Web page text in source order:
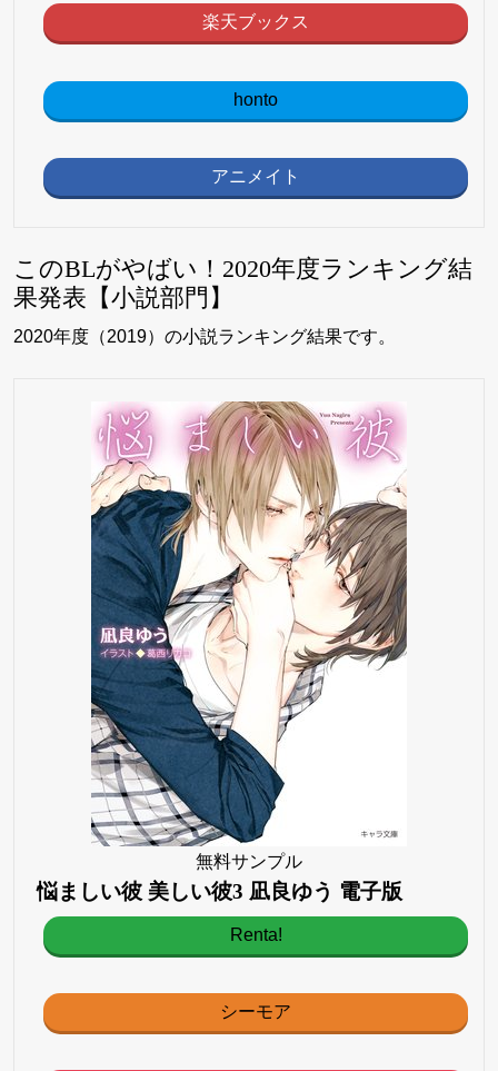
楽天ブックス
honto
アニメイト
このBLがやばい！2020年度ランキング結
果発表【小説部門】
2020年度（2019）の小説ランキング結果です。
無料サンプル
悩ましい彼 美しい彼3 凪良ゆう 電子版
Renta!
シーモア